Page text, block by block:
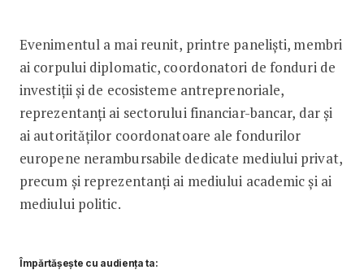
Evenimentul a mai reunit, printre paneliști, membri
ai corpului diplomatic, coordonatori de fonduri de
investiții și de ecosisteme antreprenoriale,
reprezentanți ai sectorului financiar-bancar, dar și
ai autorităților coordonatoare ale fondurilor
europene nerambursabile dedicate mediului privat,
precum și reprezentanți ai mediului academic și ai
mediului politic.
Împărtășește cu audiența ta: